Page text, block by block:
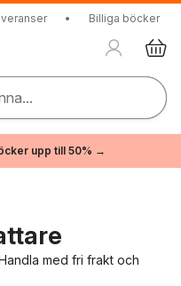
• Billiga böcker
upp till 50% →
med fri frakt och